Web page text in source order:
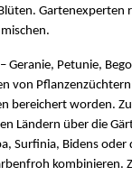
Gartenexperten
Geranie, Petunie,
von
bereichert worden.
Ländern über die
Surfinia, Bidens oder
kombinieren.